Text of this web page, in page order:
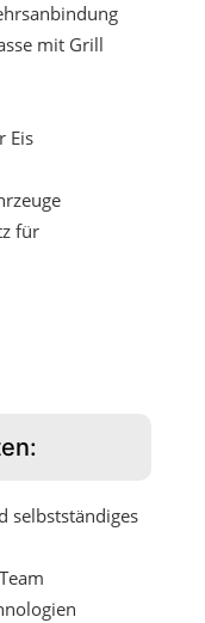
mit Grill
Eis
für
selbstständiges